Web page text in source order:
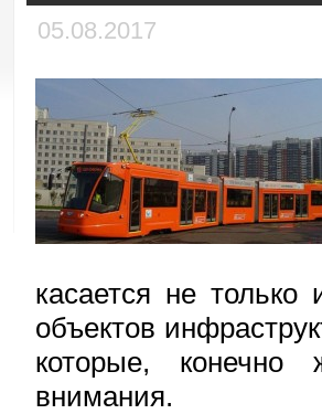
05.08.2017
касается не
объектов
которые, конечно
внимания.